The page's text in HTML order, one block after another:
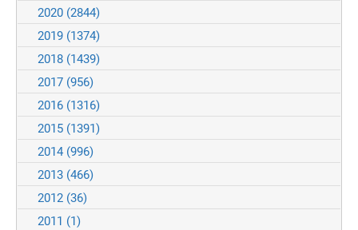
2020 (2844)
2019 (1374)
2018 (1439)
2017 (956)
2016 (1316)
2015 (1391)
2014 (996)
2013 (466)
2012 (36)
2011 (1)